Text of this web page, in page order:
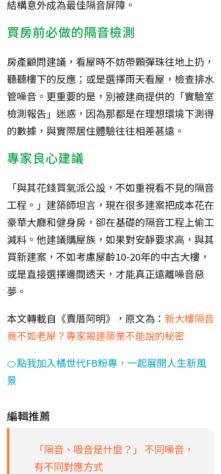
結構意外成為最佳隔音屏障。
買房前必做的隔音檢測
房產顧問建議，看屋時不妨帶顆彈珠往地上扔，
聽聽樓下的反應；或是選擇雨天看屋，檢查排水
管噪音。更重要的是，別被建商提供的「實驗室
檢測報告」迷惑，因為那都是在理想環境下測得
的數據，與實際居住體驗往往相差甚遠。
專家良心建議
「與其花錢買氣派公設，不如重視看不見的隔音
工程。」建築師坦言，現在很多建案把成本花在
豪華大廳和健身房，卻在基礎的隔音工程上偷工
減料。他建議購屋族，如果對安靜要求高，與其
買新建案，不如考慮屋齡10-20年的中古大樓，
或是直接選擇邊間透天，才能真正遠離噪音惡
夢。
本文轉載自《賣厝阿明》，原文為： 新大樓隔音
竟不如老屋？專家揭建築業不能說的秘密
🍊點我加入橘世代FB粉專，一起展開人生新風
景
編輯推薦
「隔音、吸音是什麼？」 不同噪音，
有不同對應方式